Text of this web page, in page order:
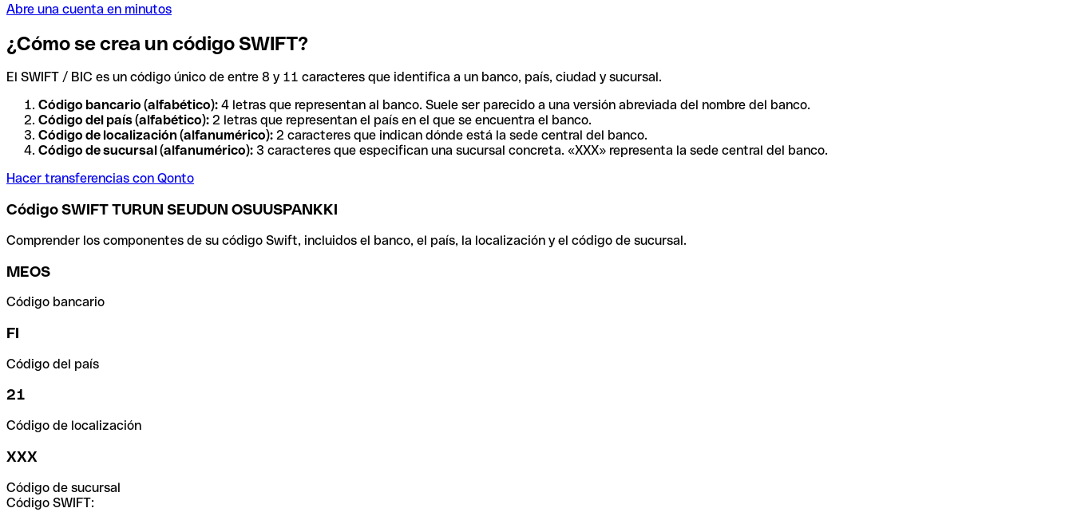
Abre una cuenta en minutos
¿Cómo se crea un código SWIFT?
El SWIFT / BIC es un código único de entre 8 y 11 caracteres que identifica a un banco, país, ciudad y sucursal.
Código bancario (alfabético): 4 letras que representan al banco. Suele ser parecido a una versión abreviada del nombre del banco.
Código del país (alfabético): 2 letras que representan el país en el que se encuentra el banco.
Código de localización (alfanumérico): 2 caracteres que indican dónde está la sede central del banco.
Código de sucursal (alfanumérico): 3 caracteres que especifican una sucursal concreta. «XXX» representa la sede central del banco.
Hacer transferencias con Qonto
Código SWIFT TURUN SEUDUN OSUUSPANKKI
Comprender los componentes de su código Swift, incluidos el banco, el país, la localización y el código de sucursal.
MEOS
Código bancario
FI
Código del país
21
Código de localización
XXX
Código de sucursal
Código SWIFT: